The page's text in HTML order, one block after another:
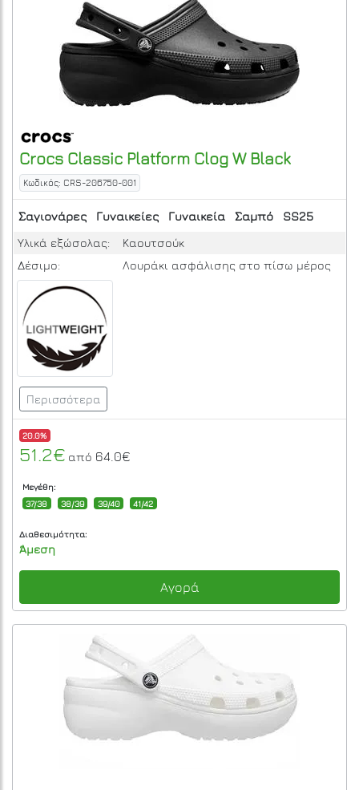
Crocs Classic Platform Clog WBlack
Κωδικός: CRS-206750-001
Σαγιονάρες Γυναικείες Γυναικεία Σαμπό
SS25
Υλικά εξώσολας:
Καουτσούκ
Δέσιμο:
Λουράκι ασφάλισης στο πίσω μέρος
Περισσότερα
20.0%
51.2€ από 64.0€
Μεγέθη:
37/38
38/39 39/40 41/42
Διαθεσιμότητα:
Άμεση
Αγορά